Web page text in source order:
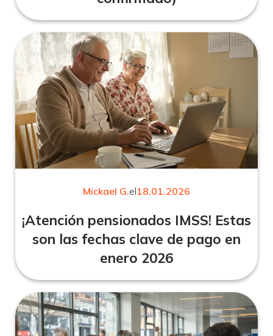
Mickael G.el18.01.2026
¡Atención pensionados IMSS! Estas
son las fechas clave de pago en
enero 2026